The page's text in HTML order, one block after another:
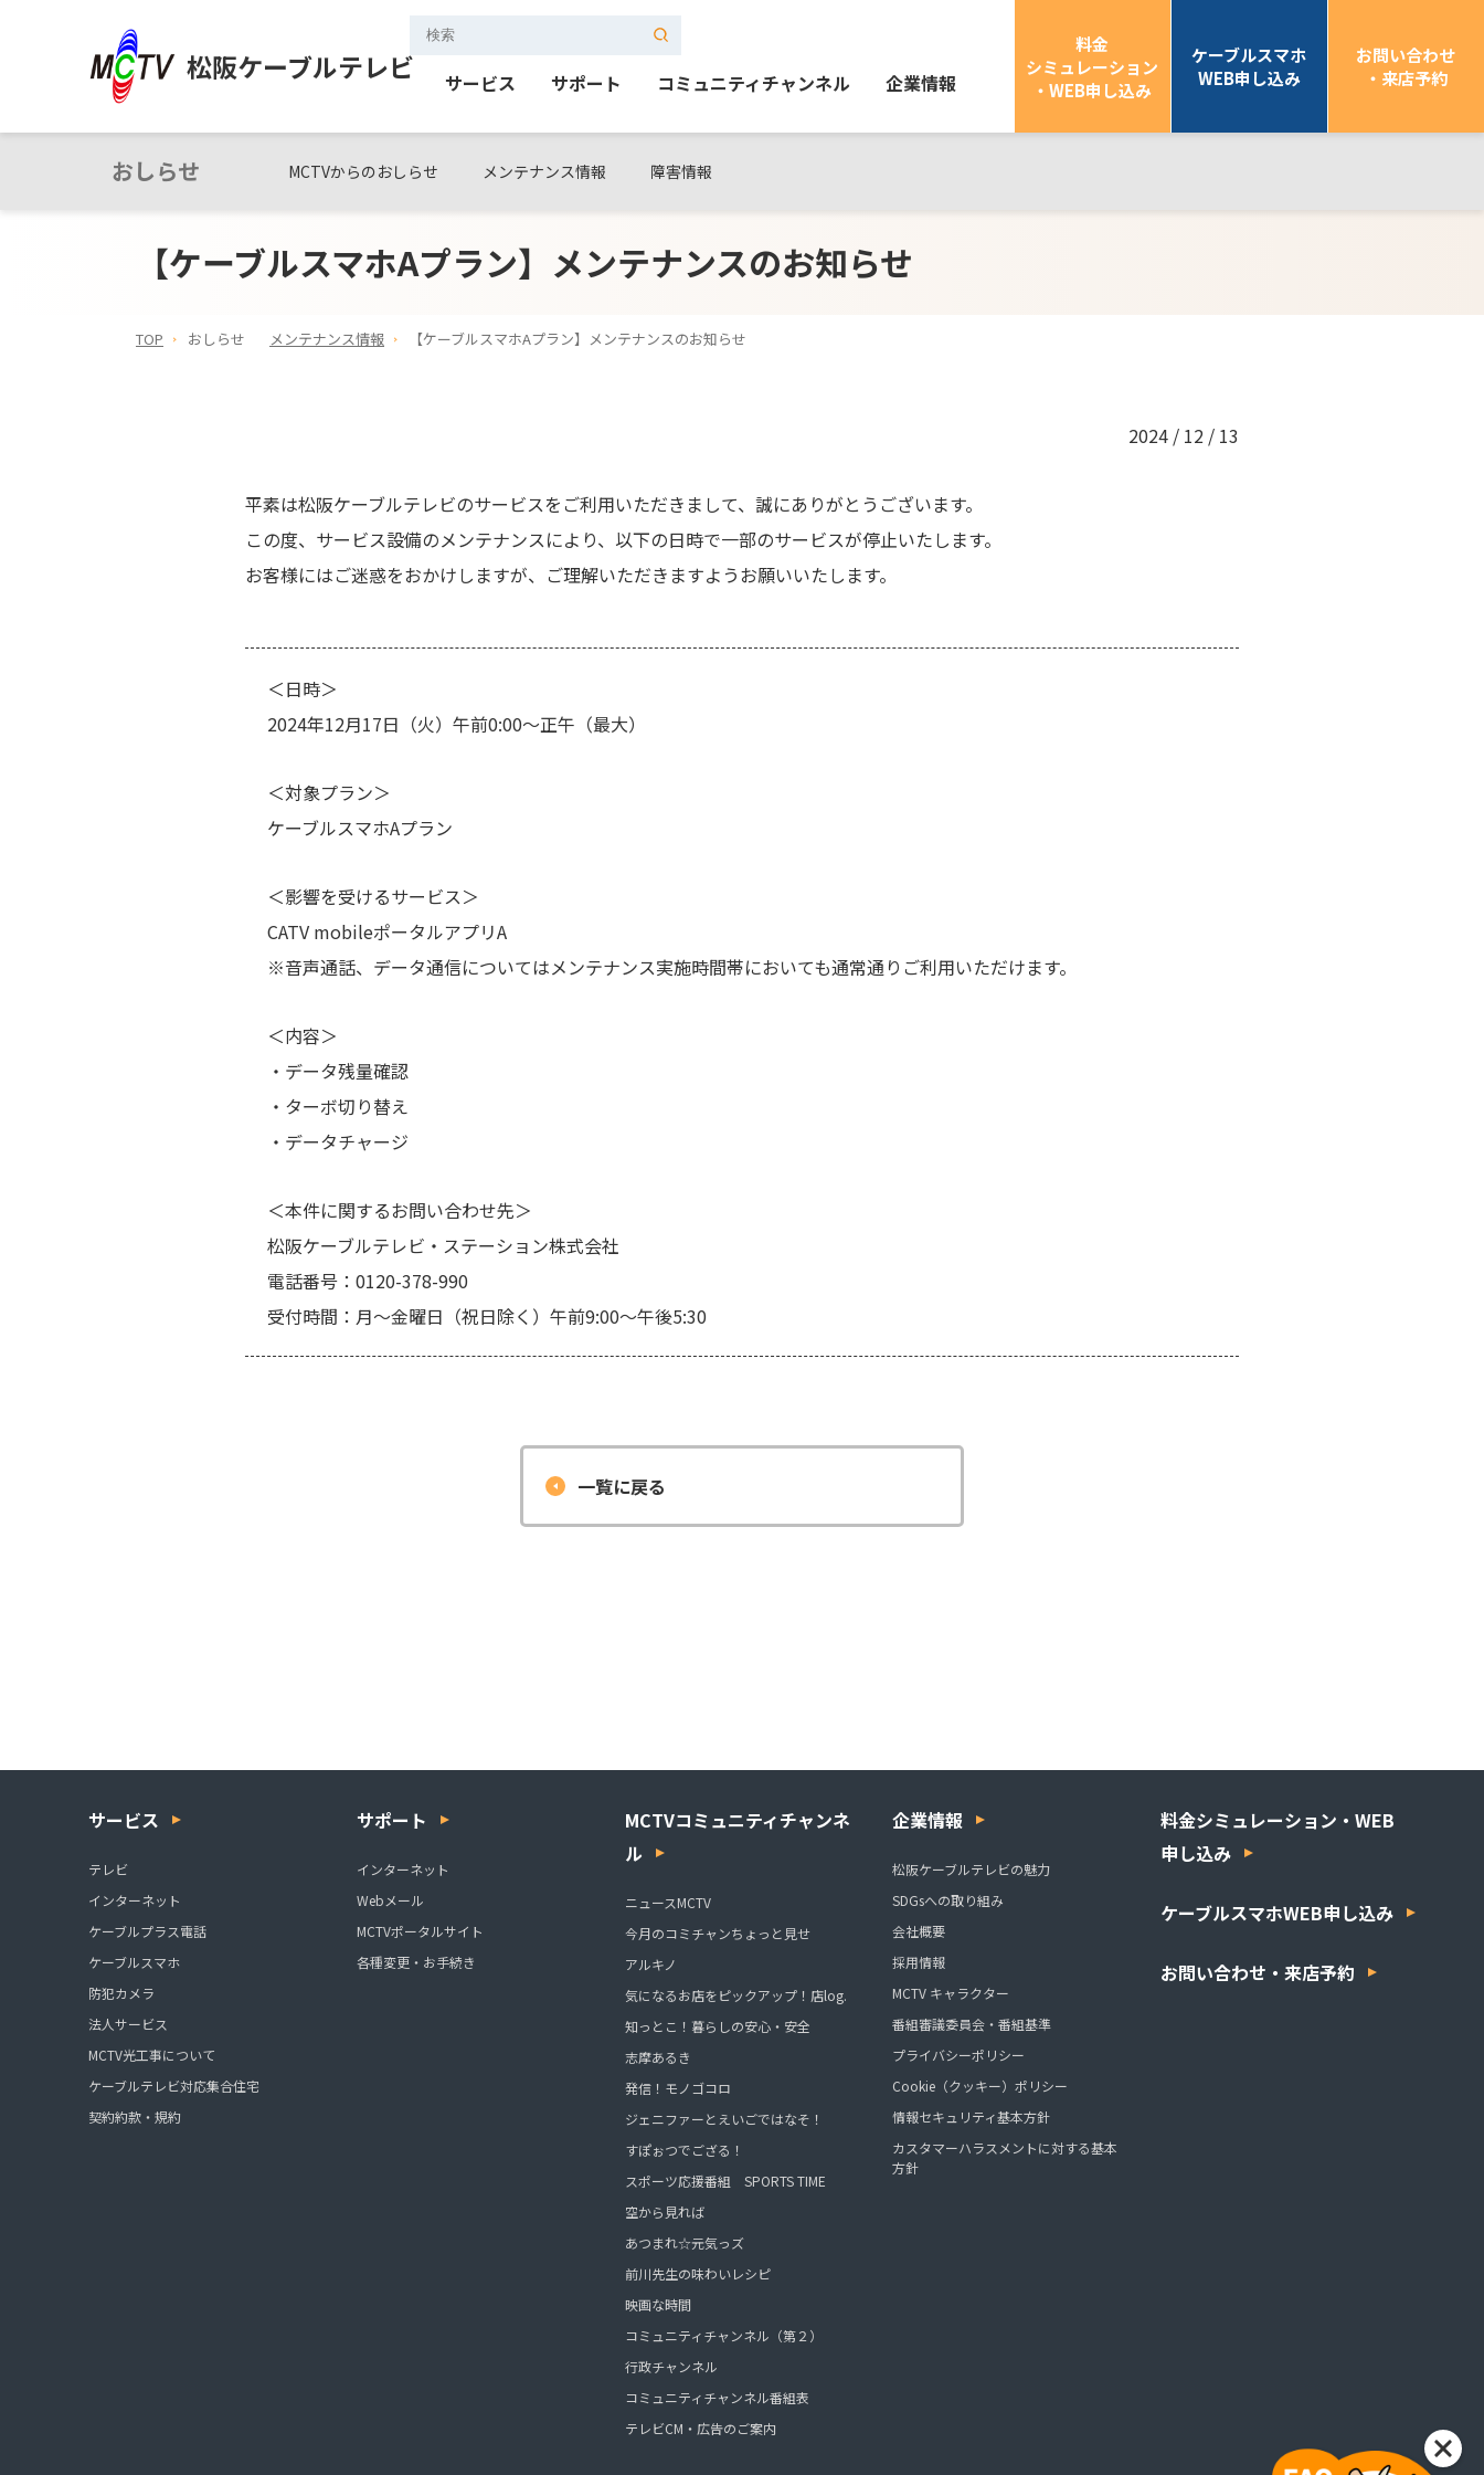
松阪ケーブルテレビ サービス サポート コミュニティチャンネル 企業情報
料金
シミュレーション
・WEB申し込み
ケーブルスマホ
WEB申し込み
お問い合わせ
・来店予約
おしらせ MCTVからのおしらせ メンテナンス情報 障害情報
【ケーブルスマホAプラン】メンテナンスのお知らせ
TOP おしらせ メンテナンス情報 【ケーブルスマホAプラン】メンテナンスのお知らせ
2024 / 12 / 13
平素は松阪ケーブルテレビのサービスをご利用いただきまして、誠にありがとうございます。
この度、サービス設備のメンテナンスにより、以下の日時で一部のサービスが停止いたします。
お客様にはご迷惑をおかけしますが、ご理解いただきますようお願いいたします。
＜日時＞
2024年12月17日（火）午前0:00～正午（最大）
＜対象プラン＞
ケーブルスマホAプラン
＜影響を受けるサービス＞
CATV mobileポータルアプリA
※音声通話、データ通信についてはメンテナンス実施時間帯においても通常通りご利用いただけます。
＜内容＞
・データ残量確認
・ターボ切り替え
・データチャージ
＜本件に関するお問い合わせ先＞
松阪ケーブルテレビ・ステーション株式会社
電話番号：0120-378-990
受付時間：月～金曜日（祝日除く）午前9:00～午後5:30
一覧に戻る
サービス
テレビ
インターネット
ケーブルプラス電話
ケーブルスマホ
防犯カメラ
法人サービス
MCTV光工事について
ケーブルテレビ対応集合住宅
契約約款・規約
サポート
インターネット
Webメール
MCTVポータルサイト
各種変更・お手続き
MCTVコミュニティチャンネ
ル
ニュースMCTV
今月のコミチャンちょっと見せ
アルキノ
気になるお店をピックアップ！店log.
知っとこ！暮らしの安心・安全
志摩あるき
発信！モノゴコロ
ジェニファーとえいごではなそ！
すぽぉつでござる！
スポーツ応援番組 SPORTS TIME
空から見れば
あつまれ☆元気っズ
前川先生の味わいレシピ
映画な時間
コミュニティチャンネル（第２）
行政チャンネル
コミュニティチャンネル番組表
テレビCM・広告のご案内
企業情報
松阪ケーブルテレビの魅力
SDGsへの取り組み
会社概要
採用情報
MCTV キャラクター
番組審議委員会・番組基準
プライバシーポリシー
Cookie（クッキー）ポリシー
情報セキュリティ基本方針
カスタマーハラスメントに対する基本
方針
料金シミュレーション・WEB
申し込み
ケーブルスマホWEB申し込み
お問い合わせ・来店予約